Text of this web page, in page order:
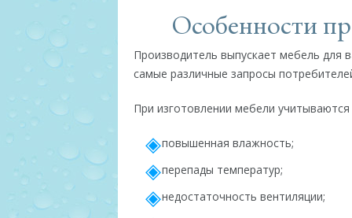
Особенности
Производитель выпускает мебель для
самые различные запросы
При изготовлении мебели
повышенная влажность;
перепады температур;
недостаточность вентиляции;